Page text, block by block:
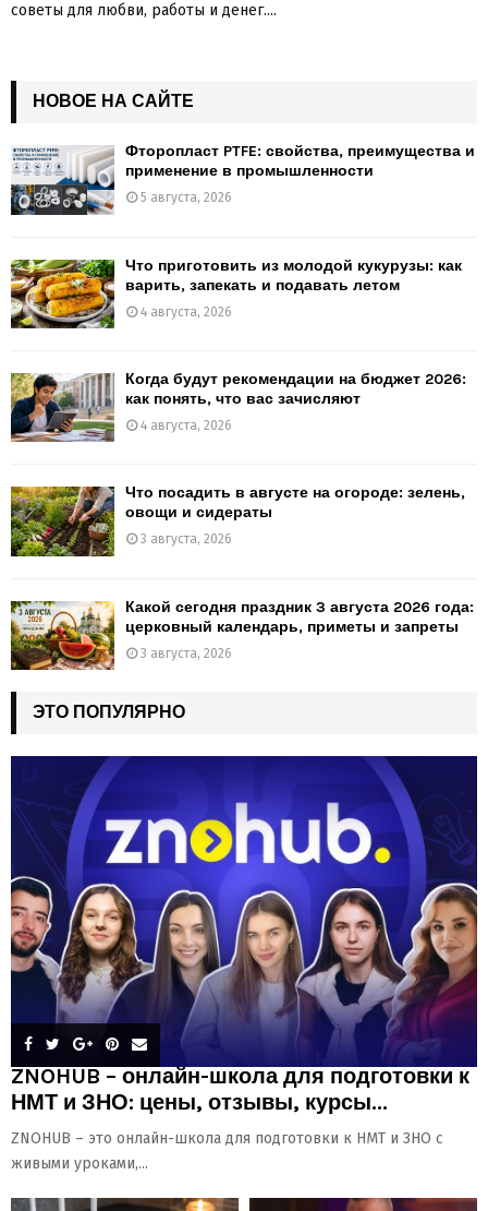
советы для любви, работы и денег....
НОВОЕ НА САЙТЕ
Фторопласт PTFE: свойства, преимущества и
применение в промышленности
5 августа, 2026
Что приготовить из молодой кукурузы: как
варить, запекать и подавать летом
4 августа, 2026
Когда будут рекомендации на бюджет 2026:
как понять, что вас зачисляют
4 августа, 2026
Что посадить в августе на огороде: зелень,
овощи и сидераты
3 августа, 2026
Какой сегодня праздник 3 августа 2026 года:
церковный календарь, приметы и запреты
3 августа, 2026
ЭТО ПОПУЛЯРНО
ZNOHUB – онлайн-школа для подготовки к
НМТ и ЗНО: цены, отзывы, курсы...
ZNOHUB – это онлайн-школа для подготовки к НМТ и ЗНО с
живыми уроками,...